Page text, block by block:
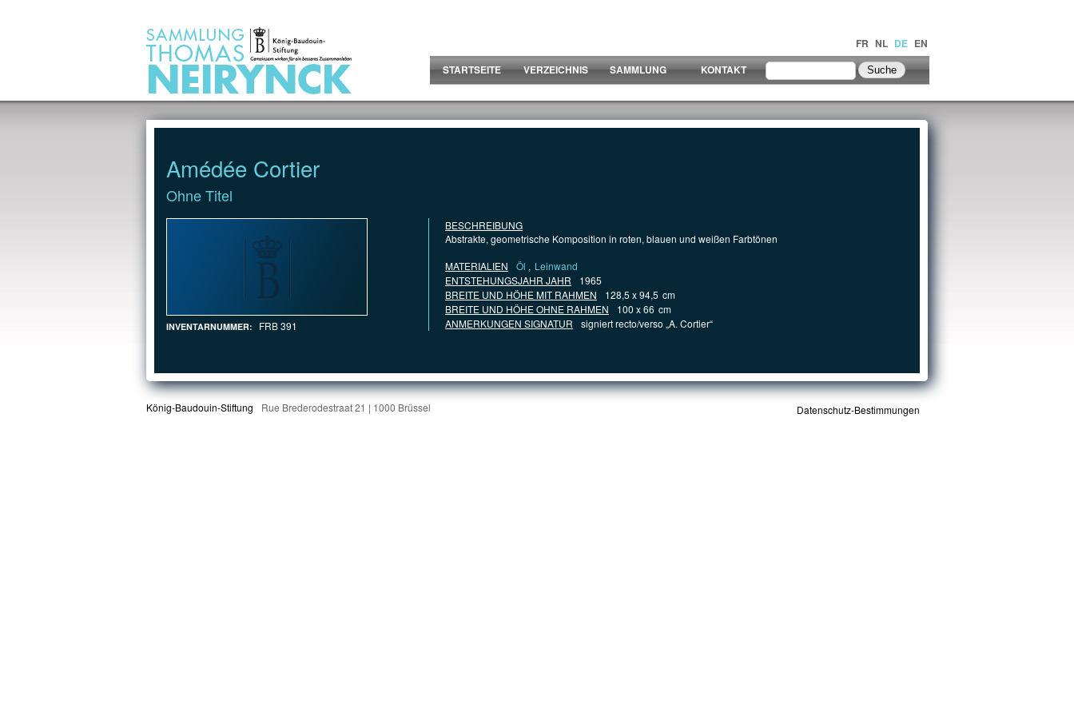
FR NL DE EN
STARTSEITE
VERZEICHNIS SAMMLUNG KONTAKT
Amédée Cortier
Ohne Titel
INVENTARNUMMER: FRB 391
BESCHREIBUNG
Abstrakte, geometrische Komposition in roten, blauen und weißen Farbtönen
MATERIALIEN
Öl , Leinwand
ENTSTEHUNGSJAHR JAHR
1965
BREITE UND HÖHE MIT RAHMEN
128,5 x 94,5 cm
BREITE UND HÖHE OHNE RAHMEN
100 x 66 cm
ANMERKUNGEN SIGNATUR
signiert recto/verso „A. Cortier“
König-Baudouin-Stiftung Rue Brederodestraat 21 | 1000 Brüssel Datenschutz-Bestimmungen